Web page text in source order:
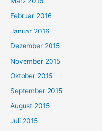
Februar 2016
Januar 2016
Dezember 2015
November 2015
Oktober 2015
September 2015
August 2015
Juli 2015